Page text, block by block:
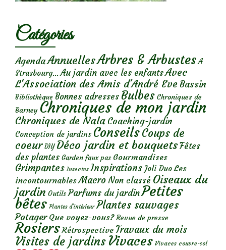
Catégories
AgendaAnnuellesArbres & Arbustes A
Strasbourg... Au jardin avec les enfantsAvec
L'Association des Amis d'André Eve Bassin
Bibliothèque Bonnes adresses Bulbes Chroniques de
Barney Chroniques de mon jardin
Chroniques de Nala Coaching-jardin
Conception de jardins ConseilsCoups de
coeur DIY Déco jardin et bouquetsFêtes
des plantes Garden faux pas Gourmandises
Grimpantes Insectes Inspirations Joli Duo Les
incontournables Macro Non classé Oiseaux du
jardin Outils Parfums du jardinPetites
bêtes Plantes d’intérieur Plantes sauvages
Potager Que voyez-vous? Revue de presse
Rosiers Rétrospective Travaux du mois
Visites de jardins Vivaces Vivaces couvre-sol